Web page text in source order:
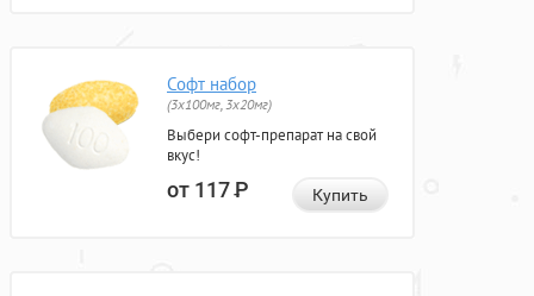
Софт набор
(3x100мг, 3x20мг)
Выбери софт-препарат на свой
вкус!
от 117Р Купить